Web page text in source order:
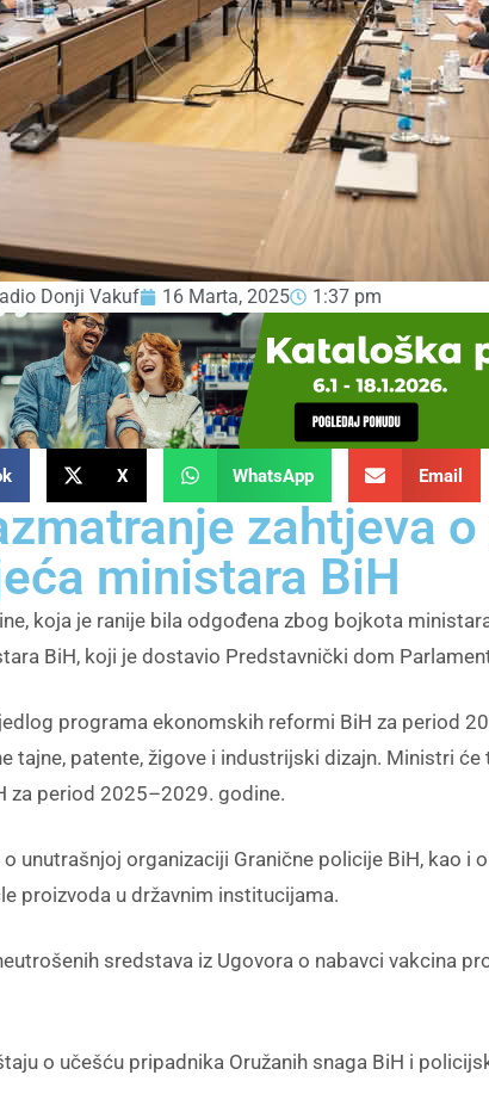
Donji Vakuf 16 Marta, 2025 1:37 pm
X WhatsApp Email
zahtjeva
ministara BiH
koja je ranije bila odgođena zbog bojkota
BiH, koji je dostavio Predstavnički dom
programa ekonomskih reformi BiH za period
tajne, patente, žigove i industrijski dizajn. Ministri
za period 2025–2029. godine.
unutrašnjoj organizaciji Granične policije BiH, kao i
proizvoda u državnim institucijama.
sredstava iz Ugovora o nabavci vakcina
o učešću pripadnika Oružanih snaga BiH i